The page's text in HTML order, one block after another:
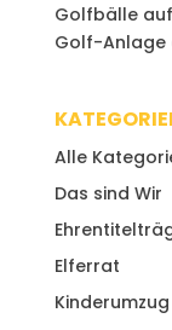
Golfbälle
Golf-Anlage
Alle
Das sind Wir
Elferrat
Kinderumzug